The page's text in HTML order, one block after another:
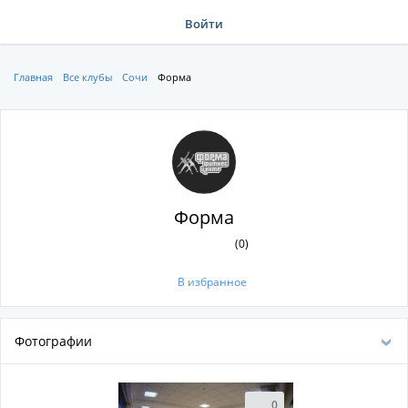
Войти
Главная Все клубы Сочи Форма
Форма
(0)
В избранное
Фотографии
0